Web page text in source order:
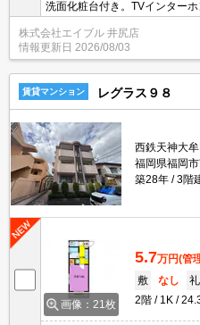
洗面化粧台付き。TVインター
ート1,100円。
株式会社エイブル 井尻店
情報更新日 2026/08/03
賃貸マンション レグラス９８
西鉄天神大
福岡県福岡
築28年
3階
画像：21枚
5.7万円(管
敷
なし 礼
2階
1K